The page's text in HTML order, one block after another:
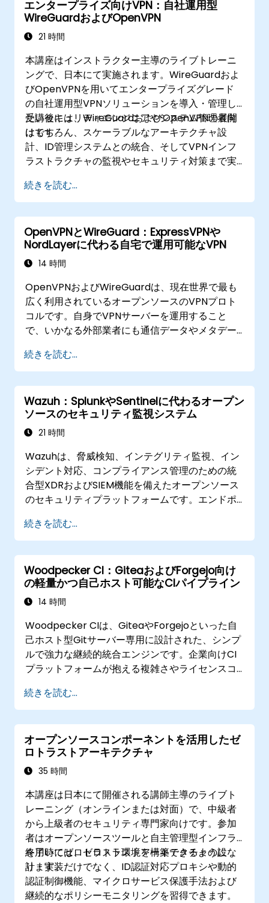
ーニングで、クラウド型サービスから自己ホスト
型の監視環境へ移行するための知識を身につけま
す。
エンタープライズ向けVPN：自社運用型
WireGuardおよびOpenVPN
21 時間
本講座はインストラクター主導のライブトレーニ
ングで、日本にて実施されます。WireGuardおよ
びOpenVPNを用いてエンタープライズグレード
の自社運用型VPNソリューションを導入・管理し
たいセキュリティエンジニアやシステム管理者向
けです。
受講後には、WireGuardおよびOpenVPNの展開
はもちろん、スケーラブルなアーキテクチャ設
計、ID管理システムとの統合、そしてVPNインフ
ラストラクチャの監視やセキュリティ対策まで実
続きを読む...
OpenVPNとWireGuard：ExpressVPNや
NordLayerに代わる自宅で運用可能なVPN
14 時間
OpenVPNおよびWireGuardは、現在世界で最も
広く利用されているオープンソースのVPNプロト
コルです。自身でVPNサーバーを運用すること
で、いかなる外部業者にも通信データやメタデー
開示要請にも応じる必要がありません。本講座で
は、さまざまな脅威モデルや性能要件に応じて両
プロトコルの運用方法を解説します。
続きを読む...
Wazuh：SplunkやSentinelに代わるオープン
ソースのセキュリティ監視システム
21 時間
Wazuhは、脅威検知、インテグリティ監視、イン
シデント対応、コンプライアンス管理のための統
合型XDRおよびSIEM機能を備えたオープンソース
のセキュリティプラットフォームです。エンドポ
で処理することにより、Splunk Enterprise
SecurityやMicrosoft Sentinelなどのクラウドネ
イティブなSIEM製品に代わる実用的な代替手段と
なります。
続きを読む...
Woodpecker CI：GiteaおよびForgejo向け
の軽量かつ自己ホスト可能なCIパイプライン
14 時間
Woodpecker CIは、GiteaやForgejoといった自
己ホスト型Gitサーバー専用に設計された、シンプ
ルで強力な継続的統合エンジンです。企業向けCI
プラットフォームが抱える複雑さやライセンスコ
ティブなCI/CD環境を実現します。
続きを読む...
オープンソースコンポーネントを活用したゼ
ロトラストアーキテクチャ
35 時間
本講座は日本にて開催される講師主導のライブト
レーニング（オンラインまたは対面）で、中級者
から上級者のセキュリティ専門家向けです。参加
者はオープンソースツールと自主管理型インフラ
を用いてゼロトラスト環境を構築できるようにな
ります。
終了時には、ゼロトラストアーキテクチャの設
計・実装だけでなく、ID認証対応プロキシや動的
認証制御機能、マイクロサービス保護手法および
継続的なポリシーモニタリングを習得できます。